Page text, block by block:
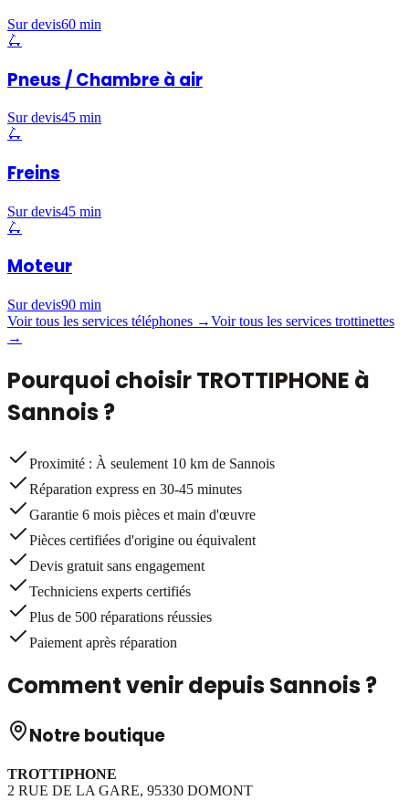
Sur devis60 min
🛴
Pneus / Chambre à air
Sur devis45 min
🛴
Freins
Sur devis45 min
🛴
Moteur
Sur devis90 min
Voir tous les services téléphones →Voir tous les services trottinettes
→
Pourquoi choisir TROTTIPHONE à
Sannois?
Proximité : À seulement 10 km de Sannois
Réparation express en 30-45 minutes
Garantie 6 mois pièces et main d'œuvre
Pièces certifiées d'origine ou équivalent
Devis gratuit sans engagement
Techniciens experts certifiés
Plus de 500 réparations réussies
Paiement après réparation
Comment venir depuisSannois?
Notre boutique
TROTTIPHONE
2 RUE DE LA GARE, 95330 DOMONT